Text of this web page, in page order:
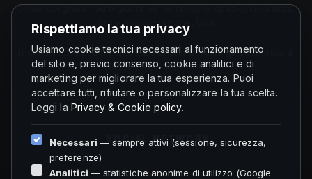
Come scegliere l'auto giusta per la famiglia: spazio, sicurezza,
costi e motorizzazione. Una...
Incentivi auto 2026: come funzionano di solito gli ecobonus, il
ruolo della rottamazione...
SOCIAL NETWORK
Rispettiamo la tua privacy
Usiamo cookie tecnici necessari al funzionamento
del sito e, previo consenso, cookie analitici e di
marketing per migliorare la tua esperienza. Puoi
accettare tutti, rifiutare o personalizzare la tua scelta.
Leggi la Privacy & Cookie policy.
Necessari — sempre attivi (sessione, sicurezza,
preferenze)
Analitici — statistiche anonime di utilizzo (Google